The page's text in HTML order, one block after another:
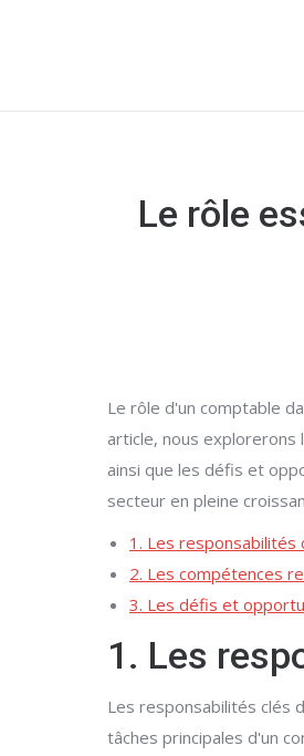
Le rôle
Le rôle d'un comptable
article, nous explorerons
ainsi que les défis et
secteur en pleine
1. Les responsabilités
2. Les compétences
3. Les défis et
1. Les
Les responsabilités clés
tâches principales d'un